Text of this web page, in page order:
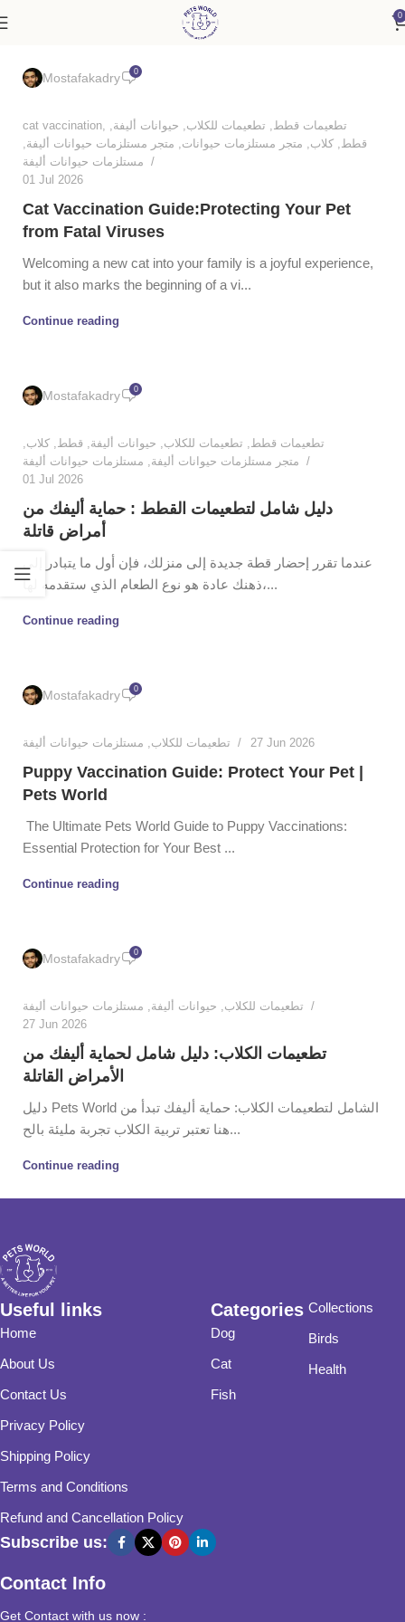
0
Mostafakadry 0
cat vaccination, تطعيمات قطط, تطعيمات للكلاب, حيوانات أليفة,
قطط, كلاب, متجر مستلزمات حيوانات, متجر مستلزمات حيوانات أليفة,
مستلزمات حيوانات أليفة
01 Jul 2026
Cat Vaccination Guide:Protecting Your Pet
from Fatal Viruses
Welcoming a new cat into your family is a joyful experience,
but it also marks the beginning of a vi...
Continue reading
Mostafakadry 0
تطعيمات قطط, تطعيمات للكلاب, حيوانات أليفة, قطط, كلاب,
متجر مستلزمات حيوانات أليفة, مستلزمات حيوانات أليفة
01 Jul 2026
دليل شامل لتطعيمات القطط : حماية أليفك من
أمراض قاتلة
عندما تقرر إحضار قطة جديدة إلى منزلك، فإن أول ما يتبادر إلى
ذهنك عادة هو نوع الطعام الذي ستقدمه لها،...
Continue reading
Mostafakadry 0
تطعيمات للكلاب, مستلزمات حيوانات أليفة 27 Jun 2026
Puppy Vaccination Guide: Protect Your Pet |
Pets World
The Ultimate Pets World Guide to Puppy Vaccinations:
Essential Protection for Your Best ...
Continue reading
Mostafakadry 0
تطعيمات للكلاب, حيوانات أليفة, مستلزمات حيوانات أليفة
27 Jun 2026
تطعيمات الكلاب: دليل شامل لحماية أليفك من
الأمراض القاتلة
دليل Pets World الشامل لتطعيمات الكلاب: حماية أليفك تبدأ من
هنا تعتبر تربية الكلاب تجربة مليئة بالح...
Continue reading
Useful links
Home
About Us
Contact Us
Privacy Policy
Shipping Policy
Terms and Conditions
Refund and Cancellation Policy
Categories
Dog
Cat
Fish
Collections
Birds
Health
Subscribe us:
Contact Info
Get Contact with us now :